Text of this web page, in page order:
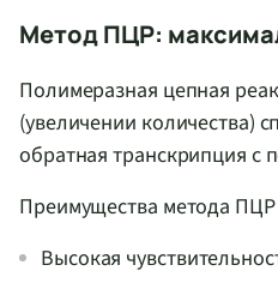
Метод ПЦР:
Полимеразная цепная
(увеличении количества)
обратная транскрипция
Преимущества метода
Высокая